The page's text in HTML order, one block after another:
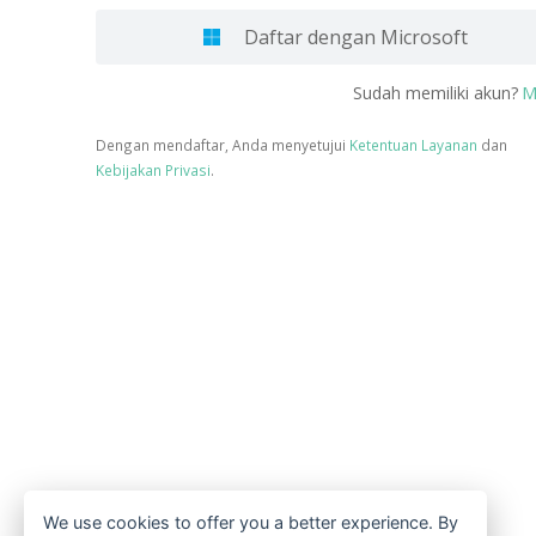
Daftar dengan Microsoft
Sudah memiliki akun?
Dengan mendaftar, Anda menyetujui Ketentuan Layanan dan
Kebijakan Privasi.
We use cookies to offer you a better experience. By